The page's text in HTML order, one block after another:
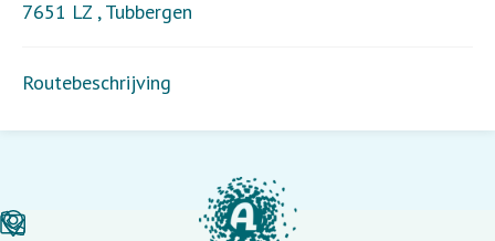
7651 LZ ,Tubbergen
Routebeschrijving